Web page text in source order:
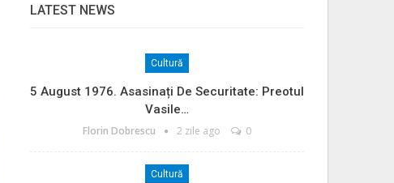
LATEST NEWS
Cultură
5 August 1976. Asasinați De Securitate: Preotul
Vasile…
Florin Dobrescu 2 zile ago 0
Cultură